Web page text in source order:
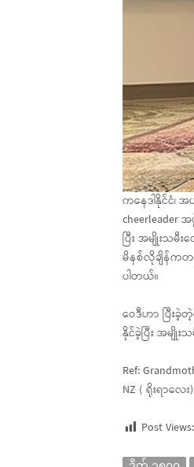
ကနေဒါနိုင်ငံ၊
cheerleader
ပြီး အမျိုးသမီ
မိနစ်လိုချိန်ကတ
ပါတယ်။
ဝေဒီဟာ ပြီးခဲ့
နိုင်ခဲ့ပြီး အမျို
Ref:
NZ ( ရိုးရာလေး)
Post Views: